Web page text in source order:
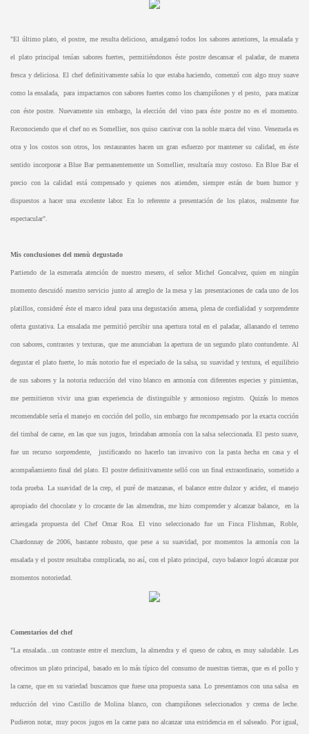
"El último plato, el postre, me resulta delicioso, amalgamó todos los sabores anteriores, la ensalada y
el plato principal tenían sabores fuertes, permitiéndonos éste postre descansar el paladar, de manera
fresca y deliciosa. El chef definitivamente sabía lo que estaba haciendo, comenzó con algo muy suave
como la ensalada, para impactarnos con sabores fuertes como los champiñones y el pesto, para matizar
con éste postre. Nuevamente sin embargo, la elección del vino para éste postre no es el momento.
Reconociendo que el chef no es Somellier, nos quiso cautivar con la noble marca del vino. Venezuela es
otra y los costos son otros, los restaurantes hacen un gran esfuerzo por mantener su calidad, en éste
sentido incorporar a Blue Bar permanentemente un Somellier, resultaría muy costoso. En Blue Bar el
precio con la calidad está compensado y quienes nos atienden, siempre están de buen humor y
dispuestos a hacer una excelente labor. En lo referente a presentación de los platos, realmente fue
espectacular".
Mis conclusiones del menù degustado
Partiendo de la esmerada atención de nuestro mesero, el señor Michel Goncalvez, quien en ningún
momento descuidó nuestro servicio junto al arreglo de la mesa y las presentaciones de cada uno de los
platillos, consideré éste el marco ideal para una degustación amena, plena de cordialidad y sorprendente
oferta gustativa. La ensalada me permitió percibir una apertura total en el paladar, allanando el terreno
con sabores, contrastes y texturas, que me anunciaban la apertura de un segundo plato contundente. Al
degustar el plato fuerte, lo más notorio fue el especiado de la salsa, su suavidad y textura, el equilibrio
de sus sabores y la notoria reducción del vino blanco en armonía con diferentes especies y pimientas,
me permitieron vivir una gran experiencia de distinguible y armonioso registro. Quizás lo menos
recomendable sería el manejo en cocción del pollo, sin embargo fue recompensado por la exacta cocción
del timbal de carne, en las que sus jugos, brindaban armonía con la salsa seleccionada. El pesto suave,
fue un recurso sorprendente, justificando no hacerlo tan invasivo con la pasta hecha en casa y el
acompañamiento final del plato. El postre definitivamente selló con un final extraordinario, sometido a
toda prueba. La suavidad de la crep, el puré de manzanas, el balance entre dulzor y acidez, el manejo
apropiado del chocolate y lo crocante de las almendras, me hizo comprender y alcanzar balance, en la
arriesgada propuesta del Chef Omar Roa. El vino seleccionado fue un Finca Flishman, Roble,
Chardonnay de 2006, bastante robusto, que pese a su suavidad, por momentos la armonía con la
ensalada y el postre resultaba complicada, no así, con el plato principal, cuyo balance logró alcanzar por
momentos notoriedad.
Comentarios del chef
"La ensalada...un contraste entre el mezclum, la almendra y el queso de cabra, es muy saludable. Les
ofrecimos un plato principal, basado en lo más típico del consumo de nuestras tierras, que es el pollo y
la carne, que en su variedad buscamos que fuese una propuesta sana. Lo presentamos con una salsa en
reducción del vino Castillo de Molina blanco, con champiñones seleccionados y crema de leche.
Pudieron notar, muy pocos jugos en la carne para no alcanzar una estridencia en el salseado. Por igual,